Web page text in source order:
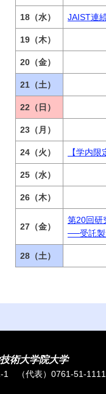
18（水） JAIST連
19（木）
20（金）
21（土）
22（日）
23（月）
24（火） 【学内
25（水）
26（木）
27（金）
第20回研
──受託製
28（土）
術大学院大学
1 （代表）0761-51-1111